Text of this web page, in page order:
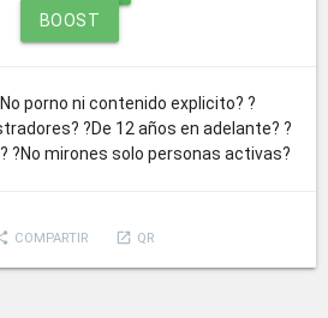
BOOST
porno ni contenido explicito? ?
?De 12 años en adelante? ?
?No mirones solo personas activas?
COMPARTIR launch QR